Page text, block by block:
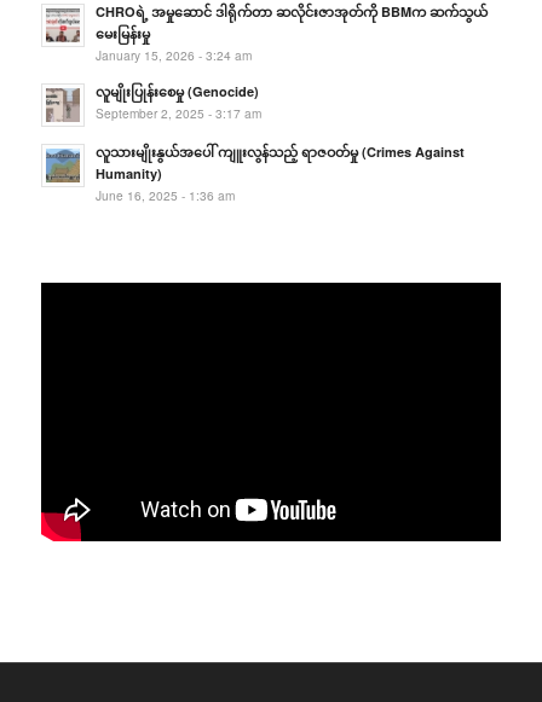
CHROရဲ့ အမှုဆောင် ဒါရိုက်တာ ဆလိုင်းဇာအုတ်ကို BBMက ဆက်သွယ်
မေးမြန်းမှု
January 15, 2026 - 3:24 am
လူမျိုးပြုန်းစေမှု (Genocide)
September 2, 2025 - 3:17 am
လူသားမျိုးနွယ်အပေါ် ကျူးလွန်သည့် ရာဇဝတ်မှု (Crimes Against
Humanity)
June 16, 2025 - 1:36 am